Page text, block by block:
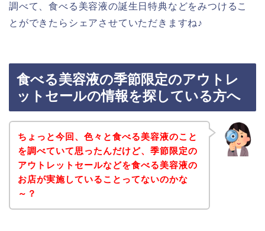
調べて、食べる美容液の誕生日特典などをみつけるこ
とができたらシェアさせていただきますね♪
食べる美容液の季節限定のアウトレ
ットセールの情報を探している方へ
ちょっと今回、色々と食べる美容液のこと
を調べていて思ったんだけど、季節限定の
アウトレットセールなどを食べる美容液の
お店が実施していることってないのかな
～？